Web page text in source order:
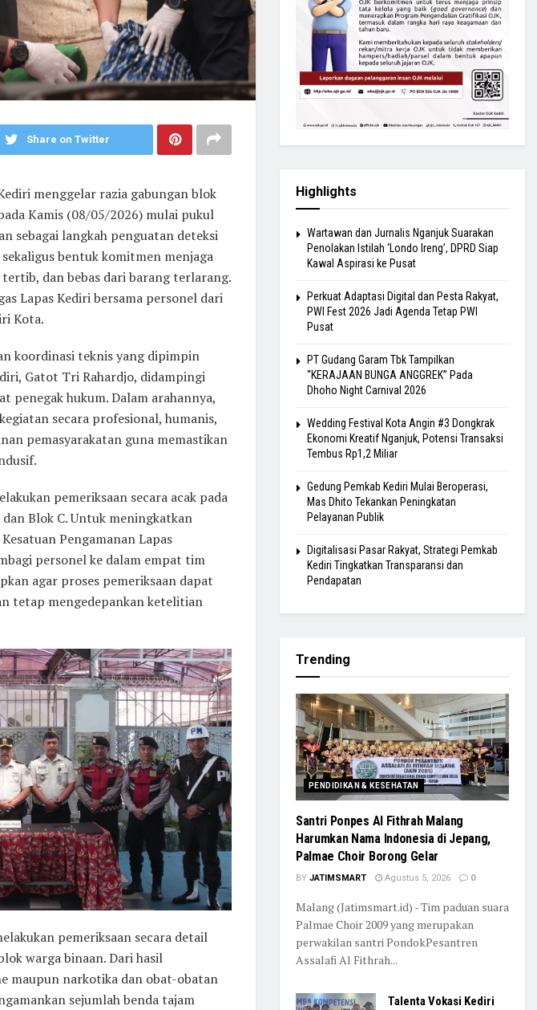
Share on Twitter
menggelar razia gabungan blok
Kamis (08/05/2026) mulai pukul
sebagai langkah penguatan deteksi
bentuk komitmen menjaga
dan bebas dari barang terlarang.
Lapas Kediri bersama personel dari
Kota.
koordinasi teknis yang dipimpin
Gatot Tri Rahardjo, didampingi
hukum. Dalam arahannya,
secara profesional, humanis,
pemasyarakatan guna memastikan
pemeriksaan secara acak pada
Blok C. Untuk meningkatkan
Pengamanan Lapas
personel ke dalam empat tim
agar proses pemeriksaan dapat
tetap mengedepankan ketelitian
pemeriksaan secara detail
warga binaan. Dari hasil
maupun narkotika dan obat-obatan
sejumlah benda tajam
Highlights
Wartawan dan Jurnalis Nganjuk Suarakan
Penolakan Istilah ‘Londo Ireng’, DPRD Siap
Kawal Aspirasi ke Pusat
Perkuat Adaptasi Digital dan Pesta Rakyat,
PWI Fest 2026 Jadi Agenda Tetap PWI
Pusat
PT Gudang Garam Tbk Tampilkan
“KERAJAAN BUNGA ANGGREK” Pada
Dhoho Night Carnival 2026
Wedding Festival Kota Angin #3 Dongkrak
Ekonomi Kreatif Nganjuk, Potensi Transaksi
Tembus Rp1,2 Miliar
Gedung Pemkab Kediri Mulai Beroperasi,
Mas Dhito Tekankan Peningkatan
Pelayanan Publik
Digitalisasi Pasar Rakyat, Strategi Pemkab
Kediri Tingkatkan Transparansi dan
Pendapatan
Trending
PENDIDIKAN & KESEHATAN
Santri Ponpes Al Fithrah Malang
Harumkan Nama Indonesia di Jepang,
Palmae Choir Borong Gelar
BY JATIMSMART Agustus 5, 2026 0
Malang (Jatimsmart.id) - Tim paduan suara
Palmae Choir 2009 yang merupakan
perwakilan santri PondokPesantren
Assalafi Al Fithrah...
Talenta Vokasi Kediri